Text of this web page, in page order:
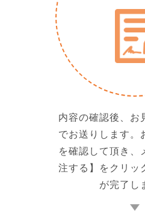
内容の確認後、お
でお送りします。
を確認して頂き、
注する】をクリッ
が完了し